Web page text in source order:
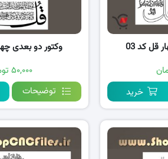
قل کد 03
خرید
وکتور دو بعدی
۵۰,۰۰۰ تومان
توضیحات